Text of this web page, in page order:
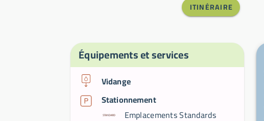
ITINÉRAIRE
Équipements et services
Vidange
Stationnement
Emplacements Standards